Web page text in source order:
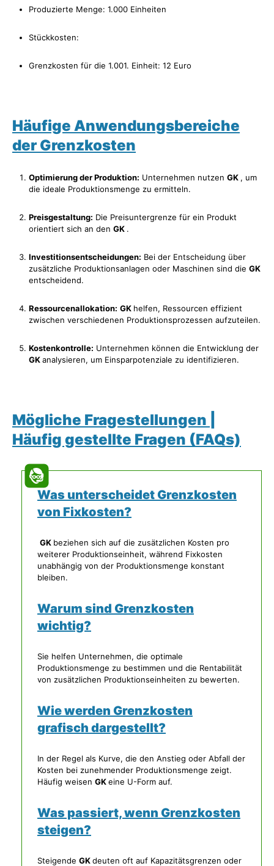
Produzierte Menge: 1.000 Einheiten
Stückkosten:
Grenzkosten für die 1.001. Einheit: 12 Euro
Häufige Anwendungsbereiche
der Grenzkosten
Optimierung der Produktion: Unternehmen nutzen GK , um
die ideale Produktionsmenge zu ermitteln.
Preisgestaltung: Die Preisuntergrenze für ein Produkt
orientiert sich an den GK .
Investitionsentscheidungen: Bei der Entscheidung über
zusätzliche Produktionsanlagen oder Maschinen sind die GK
entscheidend.
Ressourcenallokation: GK helfen, Ressourcen effizient
zwischen verschiedenen Produktionsprozessen aufzuteilen.
Kostenkontrolle: Unternehmen können die Entwicklung der
GKanalysieren, um Einsparpotenziale zu identifizieren.
Mögliche Fragestellungen |
Häufig gestellte Fragen (FAQs)
Was unterscheidet Grenzkosten
von Fixkosten?
GK beziehen sich auf die zusätzlichen Kosten pro
weiterer Produktionseinheit, während Fixkosten
unabhängig von der Produktionsmenge konstant
bleiben.
Warum sind Grenzkosten
wichtig?
Sie helfen Unternehmen, die optimale
Produktionsmenge zu bestimmen und die Rentabilität
von zusätzlichen Produktionseinheiten zu bewerten.
Wie werden Grenzkosten
grafisch dargestellt?
In der Regel als Kurve, die den Anstieg oder Abfall der
Kosten bei zunehmender Produktionsmenge zeigt.
Häufig weisen GKeine U-Form auf.
Was passiert, wenn Grenzkosten
steigen?
Steigende GKdeuten oft auf Kapazitätsgrenzen oder